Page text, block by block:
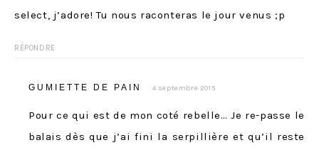
select, j’adore! Tu nous raconteras le jour venus ;p
RÉPONDRE
GUMIETTE DE PAIN 4 septembre 2015
Pour ce qui est de mon coté rebelle… Je re-passe le
balais dès que j’ai fini la serpillière et qu’il reste